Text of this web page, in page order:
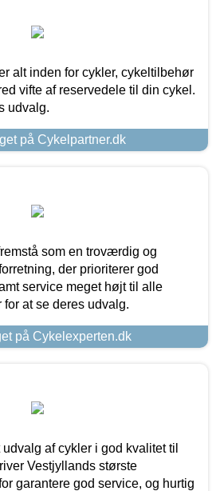
alt inden for cykler, cykeltilbehør
vifte af reservedele til din cykel.
udvalg.
på Cykelpartner.dk
som en troværdig og
der prioriterer god
service meget højt til alle
at se deres udvalg.
på Cykelexperten.dk
af cykler i god kvalitet til
Vestjyllands største
garantere god service, og hurtig